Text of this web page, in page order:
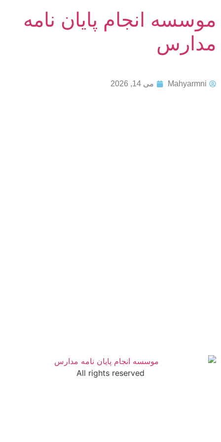
موسسه انجام پایان نامه
مدارس
Mahyarmni می 14, 2026
All rights reserved